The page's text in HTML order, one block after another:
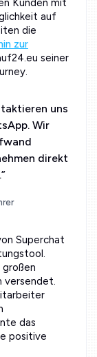
Kunden mit
auf
die
zur
seiner
uns
Wir
direkt
”
Superchat
versendet.
das
positive